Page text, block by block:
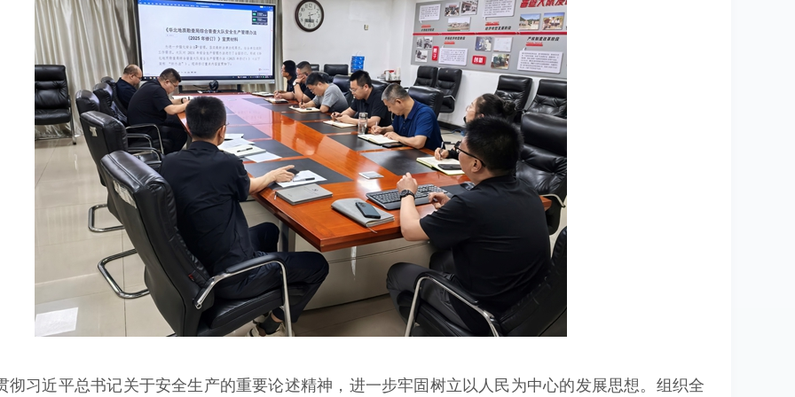
彻习近平总书记关于安全生产的重要论述精神，进一步牢固树立以人民为中心的发展思想。组织全